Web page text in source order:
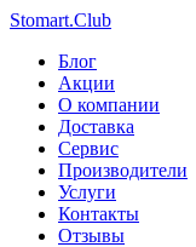
Stomart.Club
Блог
Акции
О компании
Доставка
Сервис
Производители
Услуги
Контакты
Отзывы